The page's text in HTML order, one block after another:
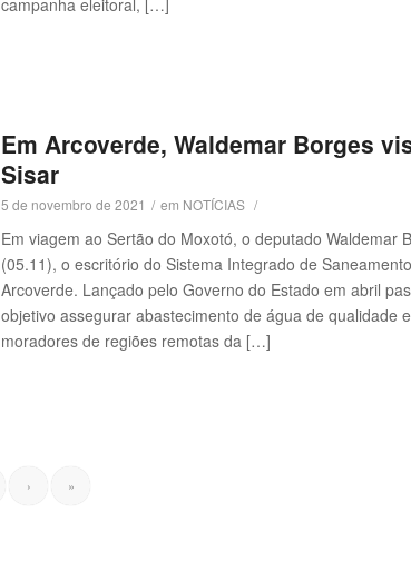
campanha eleitoral, […]
Em Arcoverde, Waldemar Borges
Sisar
5 de novembro de 2021 / em NOTÍCIAS /
Em viagem ao Sertão do Moxotó, o deputado Waldemar
(05.11), o escritório do Sistema Integrado de
Arcoverde. Lançado pelo Governo do Estado em abril
objetivo assegurar abastecimento de água de qualidade
moradores de regiões remotas da […]
› »